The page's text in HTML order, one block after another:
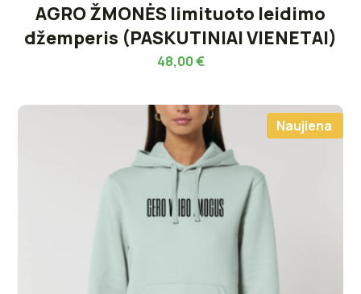
AGRO ŽMONĖS limituoto leidimo
džemperis (PASKUTINIAI VIENETAI)
48,00€
Naujiena